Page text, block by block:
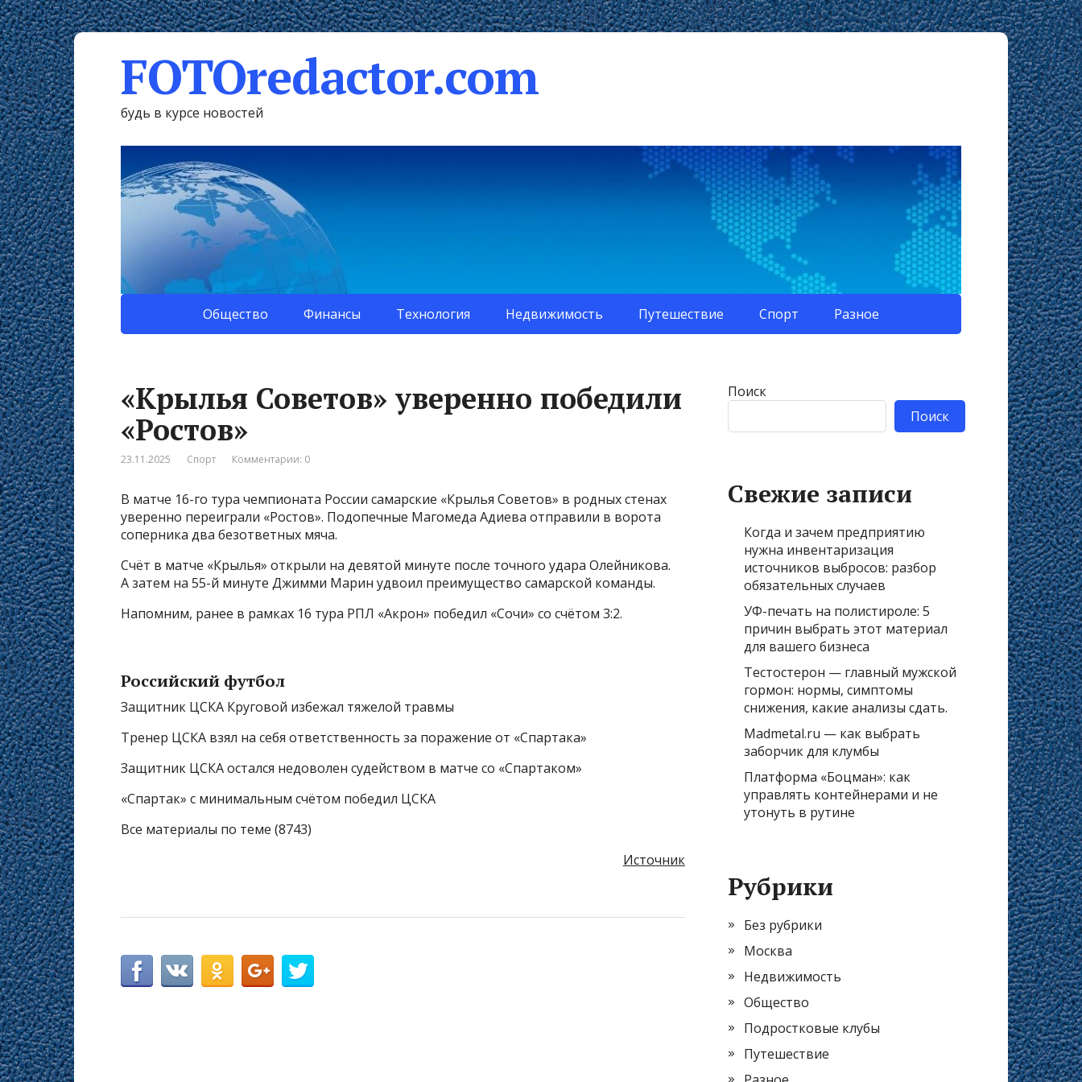
FOTOredactor.com
будь в курсе новостей
Общество Финансы Технология Недвижимость Путешествие Спорт Разное
«Крылья Советов» уверенно победили
«Ростов»
23.11.2025 Спорт Комментарии: 0
В матче 16-го тура чемпионата России самарские «Крылья Советов» в родных стенах
уверенно переиграли «Ростов». Подопечные Магомеда Адиева отправили в ворота
соперника два безответных мяча.
Счёт в матче «Крылья» открыли на девятой минуте после точного удара Олейникова.
А затем на 55-й минуте Джимми Марин удвоил преимущество самарской команды.
Напомним, ранее в рамках 16 тура РПЛ «Акрон» победил «Сочи» со счётом 3:2.
Российский футбол
Защитник ЦСКА Круговой избежал тяжелой травмы
Тренер ЦСКА взял на себя ответственность за поражение от «Спартака»
Защитник ЦСКА остался недоволен судейством в матче со «Спартаком»
«Спартак» с минимальным счётом победил ЦСКА
Все материалы по теме (8743)
Источник
Поиск
Поиск
Свежие записи
Когда и зачем предприятию
нужна инвентаризация
источников выбросов: разбор
обязательных случаев
УФ-печать на полистироле: 5
причин выбрать этот материал
для вашего бизнеса
Тестостерон — главный мужской
гормон: нормы, симптомы
снижения, какие анализы сдать.
Madmetal.ru — как выбрать
заборчик для клумбы
Платформа «Боцман»: как
управлять контейнерами и не
утонуть в рутине
Рубрики
Без рубрики
Москва
Недвижимость
Общество
Подростковые клубы
Путешествие